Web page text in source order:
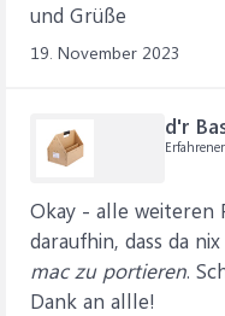
und Grüße
19. November 2023
d'r
Okay - alle weiteren
daraufhin, dass da
mac zu portieren.
Dank an allle!